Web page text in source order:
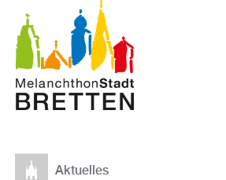
hier
Aktuelles